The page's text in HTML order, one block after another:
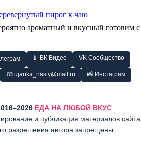
пирог к чаю
ароматный и вкусный готовим с
📱 ВК Видео VK Сообщество
📧 ujanka_nasty@mail.ru 📸 Инстаграм
ЕДА НА ЛЮБОЙ ВКУС
и публикация материалов сайта
разрешения автора запрещены.